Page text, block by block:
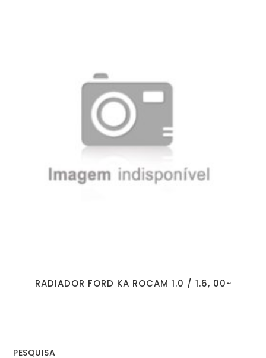
RADIADOR FORD KA ROCAM 1.0 / 1.6, 00~
PESQUISA